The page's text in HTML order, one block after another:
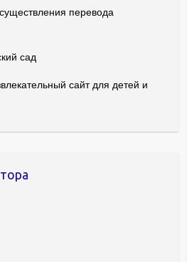
перевода
сад
сайт для детей и